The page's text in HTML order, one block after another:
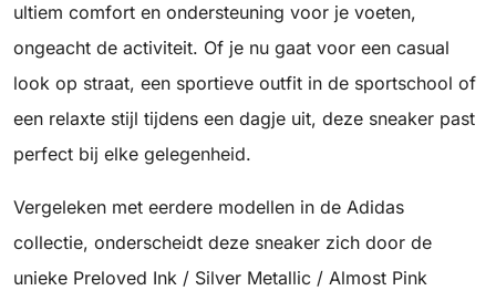
ultiem comfort en ondersteuning voor je voeten,
ongeacht de activiteit. Of je nu gaat voor een casual
look op straat, een sportieve outfit in de sportschool of
een relaxte stijl tijdens een dagje uit, deze sneaker past
perfect bij elke gelegenheid.
Vergeleken met eerdere modellen in de Adidas
collectie, onderscheidt deze sneaker zich door de
unieke Preloved Ink / Silver Metallic / Almost Pink